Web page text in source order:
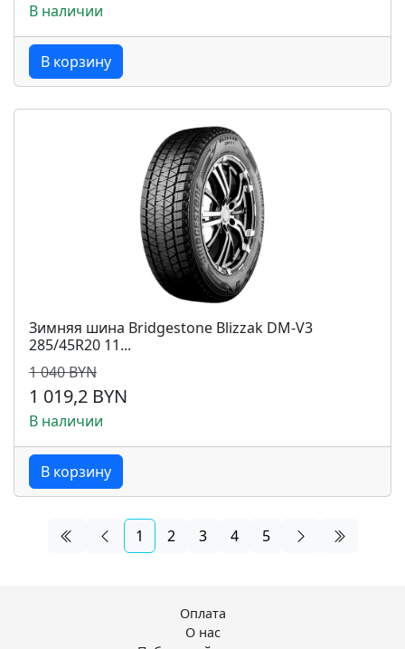
В наличии
В корзину
Зимняя шина Bridgestone Blizzak DM-V3
285/45R20 11...
1 040 BYN
1 019,2 BYN
В наличии
В корзину
1 2 3 4 5
Оплата
О нас